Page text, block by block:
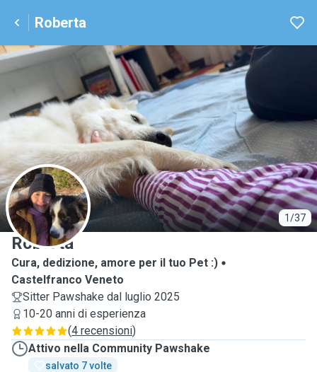
Roberta
1/37
R
Roberta
Cura, dedizione, amore per il tuo Pet :)
Castelfranco Veneto
Sitter Pawshake dal luglio 2025
10-20 anni di esperienza
(4 recensioni)
Attivo nella Community Pawshake
salvato 7 volte